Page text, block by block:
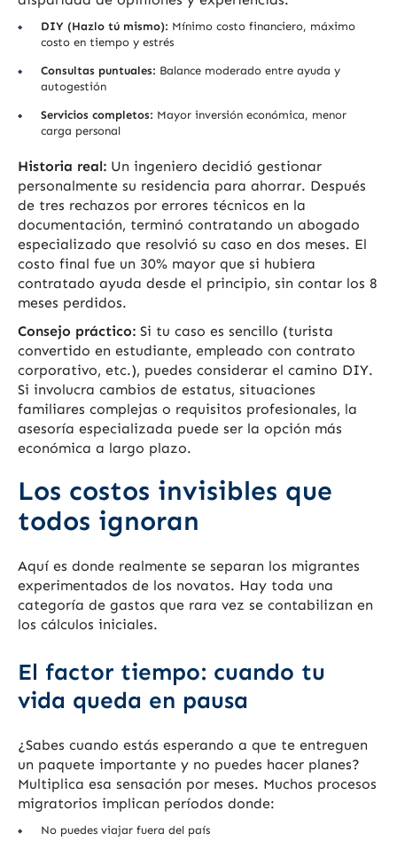
DIY (Hazlo tú mismo): Mínimo costo financiero, máximo
costo en tiempo y estrés
Consultas puntuales: Balance moderado entre ayuda y
autogestión
Servicios completos: Mayor inversión económica, menor
carga personal
Historia real: Un ingeniero decidió gestionar
personalmente su residencia para ahorrar. Después
de tres rechazos por errores técnicos en la
documentación, terminó contratando un abogado
especializado que resolvió su caso en dos meses. El
costo final fue un 30% mayor que si hubiera
contratado ayuda desde el principio, sin contar los 8
meses perdidos.
Consejo práctico: Si tu caso es sencillo (turista
convertido en estudiante, empleado con contrato
corporativo, etc.), puedes considerar el camino DIY.
Si involucra cambios de estatus, situaciones
familiares complejas o requisitos profesionales, la
asesoría especializada puede ser la opción más
económica a largo plazo.
Los costos invisibles que
todos ignoran
Aquí es donde realmente se separan los migrantes
experimentados de los novatos. Hay toda una
categoría de gastos que rara vez se contabilizan en
los cálculos iniciales.
El factor tiempo: cuando tu
vida queda en pausa
¿Sabes cuando estás esperando a que te entreguen
un paquete importante y no puedes hacer planes?
Multiplica esa sensación por meses. Muchos procesos
migratorios implican períodos donde:
No puedes viajar fuera del país